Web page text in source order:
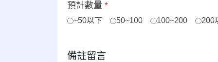
預計數量 *
~50以下 50~100 100~200 200
備註留言